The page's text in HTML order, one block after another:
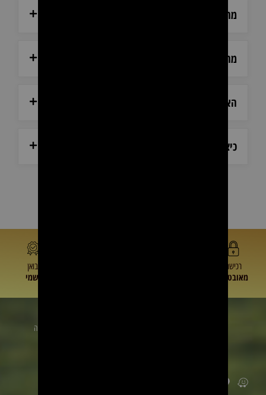
מהן שעות הפעילות של אולם התצוגה?
מהן שעות המענה הטלפוני?
האם ניתן לראות את המוצרים לפני הרכישה?
כיצד ניתן ליצור קשר עם שירות הלקוחות?
רכישה
מאובטחת
יבואן
רשמי
שלנו: טייבה